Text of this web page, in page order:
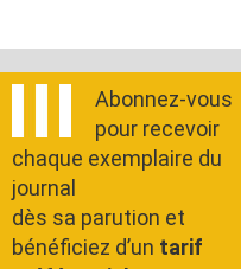
Abonnez-vous
pour recevoir
chaque exemplaire du
journal
dès sa parution et
bénéficiez d’un tarif